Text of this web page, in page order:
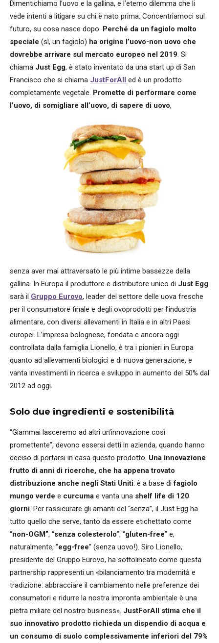
Dimentichiamo l’uovo e la gallina, e l’eterno dilemma che li
vede intenti a litigare su chi è nato prima. Concentriamoci sul
futuro, su cosa nasce dopo. Perché da un fagiolo molto
speciale (sì, un fagiolo) ha origine l’uovo-non uovo che
dovrebbe arrivare sul mercato europeo nel 2019. Si
chiama Just Egg, è stato inventato da una start up di San
Francisco che si chiama JustForAll ed è un prodotto
completamente vegetale. Promette di performare come
l’uovo, di somigliare all’uovo, di sapere di uovo,
senza aver mai attraversato le più intime bassezze della
gallina. In Europa il produttore e distributore unico di Just Egg
sarà il Gruppo Eurovo, leader del settore delle uova fresche
per il consumatore finale e degli ovoprodotti per l’industria
alimentare, con diversi allevamenti in Italia e in altri Paesi
europei. L’impresa bolognese, fondata e ancora oggi
controllata dalla famiglia Lionello, è tra i pionieri in Europa
quanto ad allevamenti biologici e di nuova generazione, e
vanta investimenti in ricerca e sviluppo in aumento del 50% dal
2012 ad oggi.
Solo due ingredienti e sostenibilità
“Giammai lasceremo ad altri un’innovazione così
promettente”, devono essersi detti in azienda, quando hanno
deciso di portarsi in casa questo prodotto. Una innovazione
frutto di anni di ricerche, che ha appena trovato
distribuzione anche negli Stati Uniti: è a base difagiolo
mungo verde e curcuma e vanta una shelf life di 120
giorni. Per rassicurare gli amanti del “senza”, il Just Egg ha
tutto quello che serve, tanto da essere etichettato come
“non-OGM”, “senza colesterolo”, “gluten-free” e,
naturalmente, “egg-free” (senza uovo!). Siro Lionello,
presidente del Gruppo Eurovo, ha sottolineato come questa
partnership rappresenti un «bilanciamento tra modernità e
tradizione: abbracciare il cambiamento nelle preferenze dei
consumatori e ridurre la nostra impronta ambientale è una
pietra miliare del nostro business». JustForAll stima che il
suo innovativo prodotto richieda un dispendio di acqua e
un consumo di suolo complessivamente inferiori del 79%